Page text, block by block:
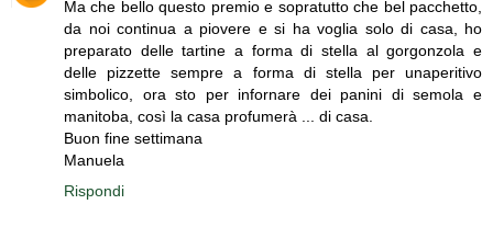
Ma che bello questo premio e sopratutto che bel pacchetto,
da noi continua a piovere e si ha voglia solo di casa, ho
preparato delle tartine a forma di stella al gorgonzola e
delle pizzette sempre a forma di stella per unaperitivo
simbolico, ora sto per infornare dei panini di semola e
manitoba, così la casa profumerà ... di casa.
Buon fine settimana
Manuela
Rispondi